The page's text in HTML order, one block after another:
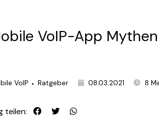
VoIP-App
VoIP ● Ratgeber 08.03.2021 8
teilen: